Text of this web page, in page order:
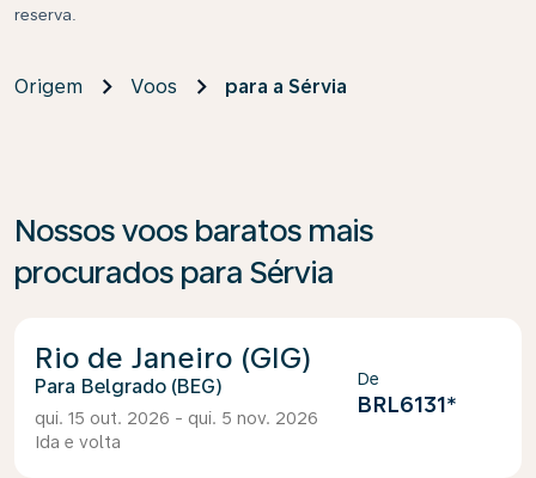
reserva.
Origem Voos para a Sérvia
Nossos voos baratos mais
procurados para Sérvia
Rio de Janeiro (GIG)
Belgrado (BEG)
qui. 15 out. 2026 - qui. 5 nov. 2026
Ida e volta
De
BRL6131*